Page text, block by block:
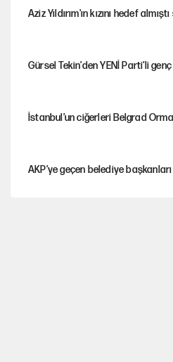
Aziz Yıldırım'ın kızını hedef
Gürsel Tekin'den YENİ Parti’li
İstanbul’un ciğerleri Belgrad
AKP’ye geçen belediye